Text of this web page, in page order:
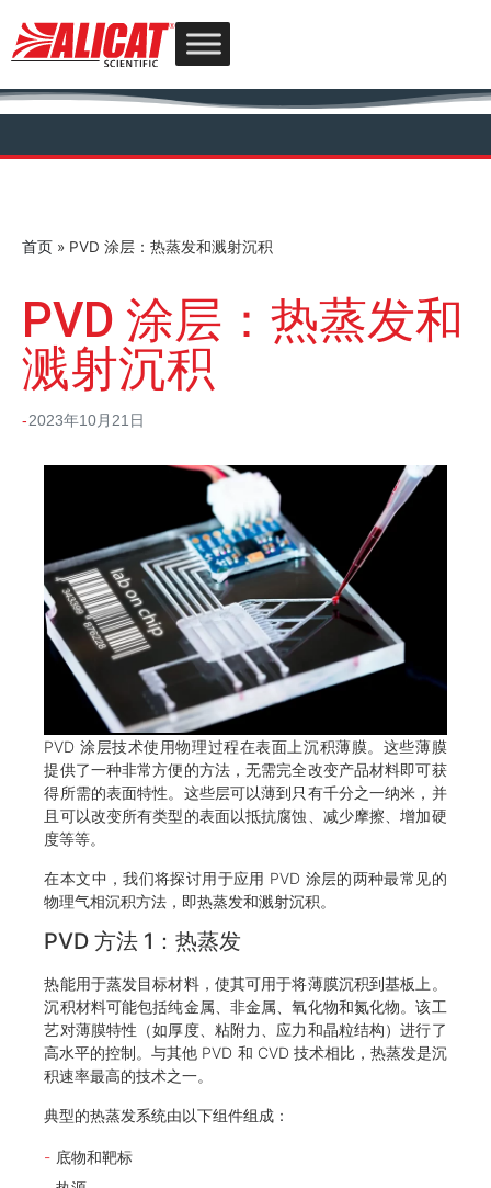
首页 » PVD 涂层：热蒸发和溅射沉积
PVD 涂层：热蒸发和
溅射沉积
2023年10月21日
PVD 涂层技术使用物理过程在表面上沉积薄膜。这些薄膜
提供了一种非常方便的方法，无需完全改变产品材料即可获
得所需的表面特性。这些层可以薄到只有千分之一纳米，并
且可以改变所有类型的表面以抵抗腐蚀、减少摩擦、增加硬
度等等。
在本文中，我们将探讨用于应用 PVD 涂层的两种最常见的
物理气相沉积方法，即热蒸发和溅射沉积。
PVD 方法 1：热蒸发
热能用于蒸发目标材料，使其可用于将薄膜沉积到基板上。
沉积材料可能包括纯金属、非金属、氧化物和氮化物。该工
艺对薄膜特性（如厚度、粘附力、应力和晶粒结构）进行了
高水平的控制。与其他 PVD 和 CVD 技术相比，热蒸发是沉
积速率最高的技术之一。
典型的热蒸发系统由以下组件组成：
底物和靶标